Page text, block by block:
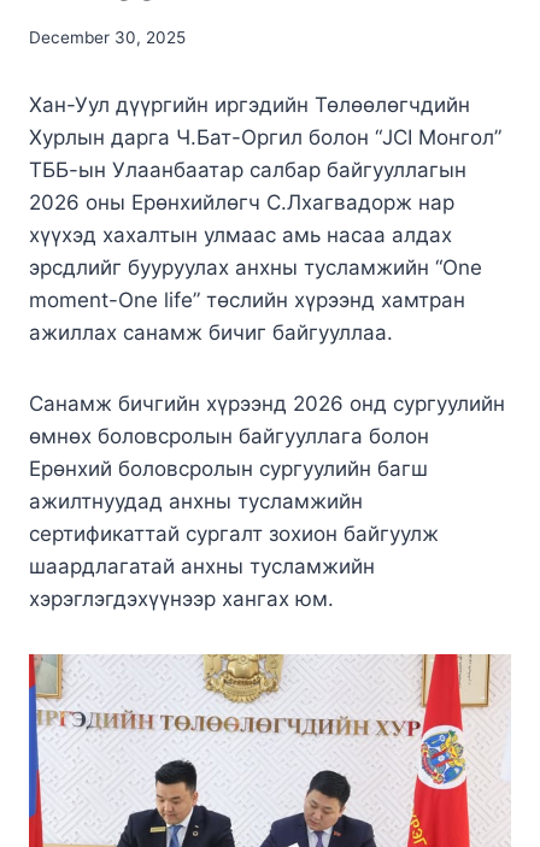
December 30, 2025
Хан-Уул дүүргийн иргэдийн Төлөөлөгчдийн
Хурлын дарга Ч.Бат-Оргил болон “JCI Монгол”
ТББ-ын Улаанбаатар салбар байгууллагын
2026 оны Ерөнхийлөгч С.Лхагвадорж нар
хүүхэд хахалтын улмаас амь насаа алдах
эрсдлийг бууруулах анхны тусламжийн “One
moment-One life” төслийн хүрээнд хамтран
ажиллах санамж бичиг байгууллаа.
Санамж бичгийн хүрээнд 2026 онд сургуулийн
өмнөх боловсролын байгууллага болон
Ерөнхий боловсролын сургуулийн багш
ажилтнуудад анхны тусламжийн
сертификаттай сургалт зохион байгуулж
шаардлагатай анхны тусламжийн
хэрэглэгдэхүүнээр хангах юм.